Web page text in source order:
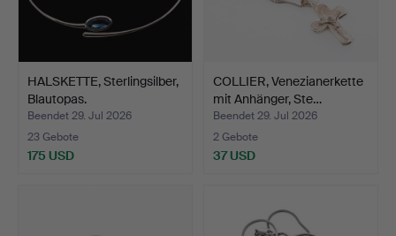
HALSKETTE, Sterlingsilber,
Blautopas.
Beendet 29. Jul 2026
23 Gebote
175 USD
COLLIER, Venezianerkette
mit Anhänger, Ste…
Beendet 29. Jul 2026
2 Gebote
37 USD